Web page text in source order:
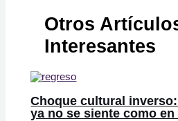
Otros
Interesantes
Choque cultural
ya no se siente como en